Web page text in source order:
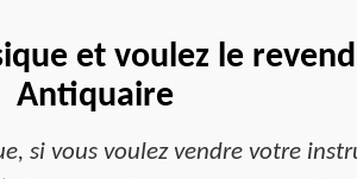
et voulez le
Antiquaire
si vous voulez vendre votre